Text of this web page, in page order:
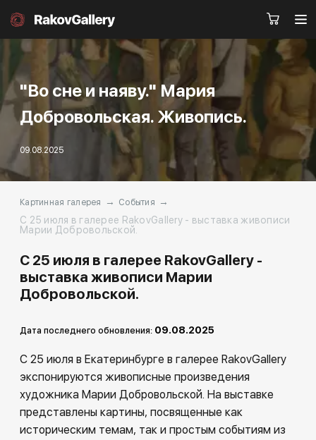
Москва
RU EN CN
Каталог Художники
О нас
События Контакты
baget
special
Заказать звонок
"Во сне и наяву." Мария
Добровольская. Живопись.
09.08.2025
Картинная галерея → События
→
С 25 июля в галерее RakovGallery - выставка живописи
Марии Добровольской.
С 25 июля в галерее RakovGallery -
выставка живописи Марии
Добровольской.
Дата последнего обновления: 09.08.2025
С 25 июля в Екатеринбурге в галерее RakovGallery
экспонируются живописные произведения
художника Марии Добровольской. На выставке
представлены картины, посвященные как
историческим темам, так и простым событиям из